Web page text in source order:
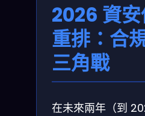
2026 資
重排：合
三角戰
在未來兩年（到